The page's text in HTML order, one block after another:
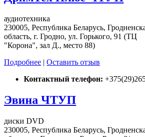
аудиотехника
230005, Республика Беларусь,
область, г. Гродно, ул. Горького, 91 (ТЦ
"Корона", зал Д., место 88)
Подробнее | Оставить отзыв
Контактный телефон:
Эвина ЧТУП
диски DVD
230005, Республика Беларусь,